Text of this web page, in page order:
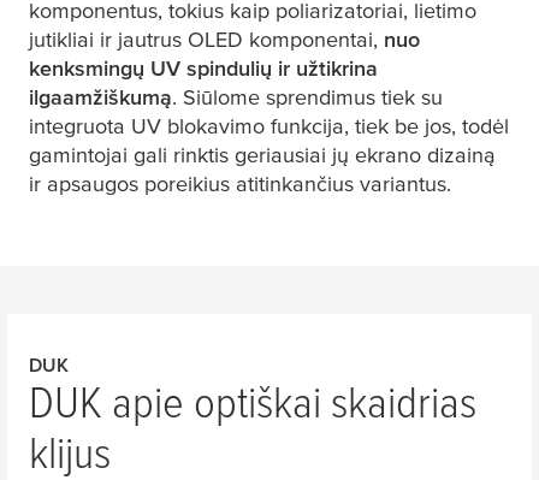
komponentus, tokius kaip poliarizatoriai, lietimo
jutikliai ir jautrus OLED komponentai, nuo
kenksmingų UV spindulių ir užtikrina
ilgaamžiškumą. Siūlome sprendimus tiek su
integruota UV blokavimo funkcija, tiek be jos, todėl
gamintojai gali rinktis geriausiai jų ekrano dizainą
ir apsaugos poreikius atitinkančius variantus.
DUK
DUK apie optiškai skaidrias
klijus